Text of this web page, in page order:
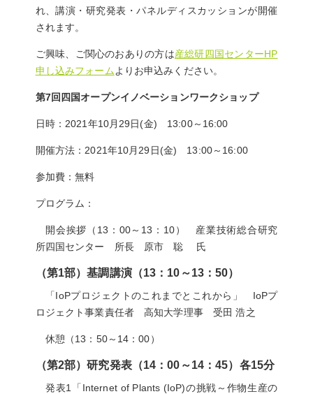
れ、講演・研究発表・パネルディスカッションが開催
されます。
ご興味、ご関心のおありの方は産総研四国センターHP
申し込みフォームよりお申込みください。
第7回四国オープンイノベーションワークショップ
日時：2021年10月29日(金) 13:00～16:00
開催方法：2021年10月29日(金) 13:00～16:00
参加費：無料
プログラム：
開会挨拶（13：00～13：10） 産業技術総合研究
所四国センター 所長 原市 聡 氏
（第1部）基調講演（13：10～13：50）
「IoPプロジェクトのこれまでとこれから」 IoPプ
ロジェクト事業責任者 高知大学理事 受田 浩之
休憩（13：50～14：00）
（第2部）研究発表（14：00～14：45）各15分
発表1「Internet of Plants (IoP)の挑戦～作物生産の